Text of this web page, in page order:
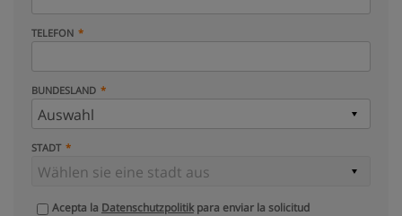
TELEFON
BUNDESLAND
STADT
Acepta la Datenschutzpolitikpara enviar la solicitud